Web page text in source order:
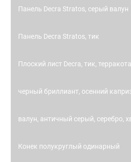
Панель Decra Stratos, серый валун
Панель Decra Stratos, тик
Плоский лист Decra, тик,
черный бриллиант, осенний
валун, античный серый, серебро,
Конек полукруглый одинарный